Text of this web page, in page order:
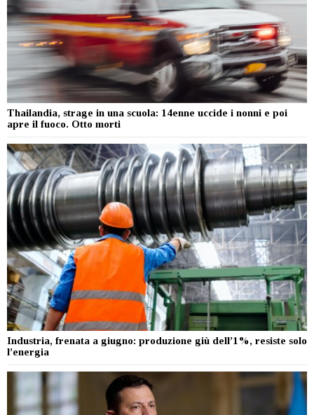
Thailandia, strage in una scuola: 14enne uccide i nonni e poi
apre il fuoco. Otto morti
Industria, frenata a giugno: produzione giù dell’1%, resiste solo
l’energia